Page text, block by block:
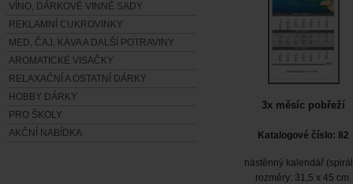
VÍNO, DÁRKOVÉ VINNÉ SADY
REKLAMNÍ CUKROVINKY
MED, ČAJ, KÁVA A DALŠÍ POTRAVINY
AROMATICKÉ VISAČKY
RELAXAČNÍ A OSTATNÍ DÁRKY
HOBBY DÁRKY
PRO ŠKOLY
AKČNÍ NABÍDKA
3x měsíc pobřeží
Katalogové číslo: 82
nástěnný kalendář
rozměry: 31,5 x 45 cm